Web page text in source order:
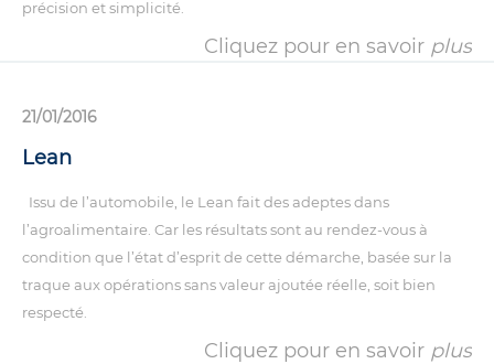
précision et simplicité.
Cliquez pour en savoir plus
21/01/2016
Lean
Issu de l’automobile, le Lean fait des adeptes dans
l’agroalimentaire. Car les résultats sont au rendez-vous à
condition que l’état d’esprit de cette démarche, basée sur la
traque aux opérations sans valeur ajoutée réelle, soit bien
respecté.
Cliquez pour en savoir plus